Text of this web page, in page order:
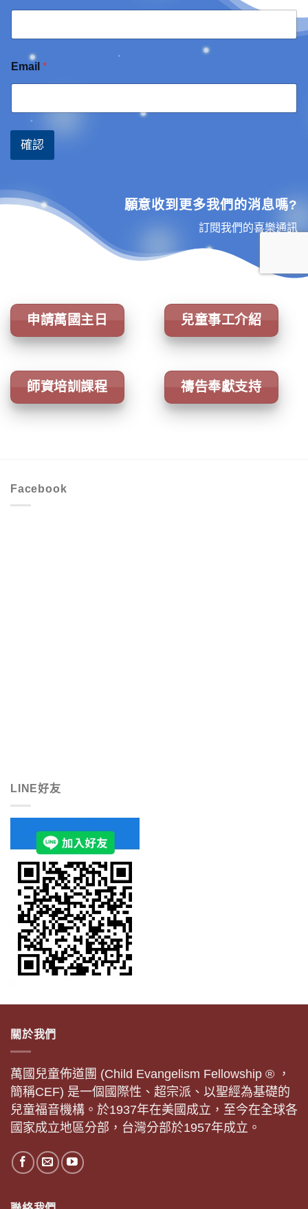
Email *
確認
願意收到更多我們的消息嗎?
訂閱我們的喜樂通訊
申請萬國主日 兒童事工介紹
師資培訓課程 禱告奉獻支持
Facebook
LINE好友
關於我們
萬國兒童佈道團 (Child Evangelism Fellowship ® ，
簡稱CEF) 是一個國際性、超宗派、以聖經為基礎的
兒童福音機構。於1937年在美國成立，至今在全球各
國家成立地區分部，台灣分部於1957年成立。